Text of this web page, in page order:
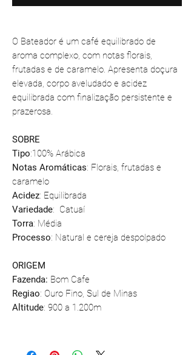
O Bateador é um café equilibrado de
aroma complexo, com notas florais,
frutadas e de caramelo. Apresenta doçura
elevada, corpo aveludado e acidez
equilibrada com finalização persistente e
prazerosa.
SOBRE
Tipo:100% Arábica
Notas Aromáticas: Florais, frutadas e
caramelo
Acidez: Equilibrada
Variedade: Catuaí
Torra: Média
Processo: Natural e cereja despolpado
ORIGEM
Fazenda: Bom Cafe
Regiao: Ouro Fino, Sul de Minas
Altitude: 900 a 1.200m